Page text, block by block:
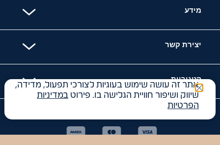
מידע
יצירת קשר
קטגוריות
אתר זה עושה שימוש בעוגיות לצורכי תפעול, מדידה,
שיווק ושיפור חוויית הגלישה בו. פירוט במדיניות
הפרטיות